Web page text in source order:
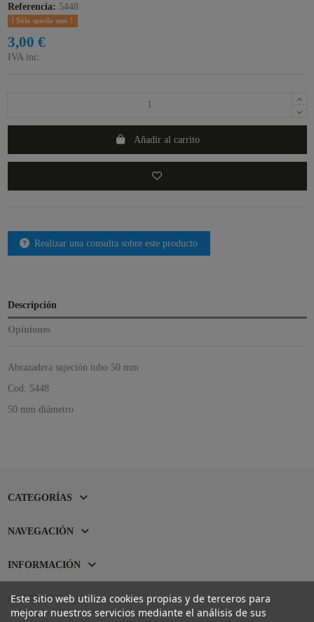
Referencia: 5448
Sólo queda uno !
3,00 €
IVA inc.
Añadir al carrito
Realizar una consulta sobre este producto
Descripción
Opiniones
Abrazadera sujeción tubo 50 mm
Cod: 5448
50 mm diámetro
CATEGORÍAS
NAVEGACIÓN
INFORMACIÓN
CONTACTO
Este sitio web utiliza cookies propias y de terceros para
mejorar nuestros servicios mediante el análisis de sus